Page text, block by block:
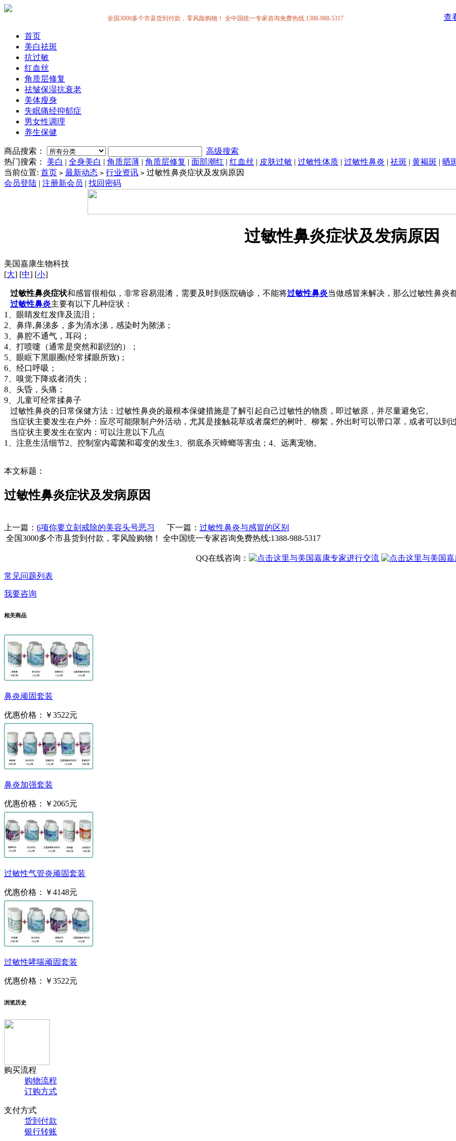
全国3000多个市县货到付款，零风险购物！ 全中国统一专家咨询免费热线:1388-988-5317 查
首页
美白祛斑
抗过敏
红血丝
角质层修复
祛皱保湿抗衰老
美体瘦身
失眠痛经抑郁症
男女性调理
养生保健
商品搜索： 高级搜索
热门搜索：
美白 | 全身美白 | 角质层薄 | 角质层修复 | 面部潮红 | 红血丝 | 皮肤过敏 | 过敏性体质 | 过敏性鼻炎 | 祛斑 | 黄褐斑 | 晒
当前位置: 首页 > 最新动态 > 行业资讯 > 过敏性鼻炎症状及发病原因
会员登陆 | 注册新会员 | 找回密码
过敏性鼻炎症状及发病原因
美国嘉康生物科技
[大] [中] [小]
过敏性鼻炎症状和感冒很相似，非常容易混淆，需要及时到医院确诊，不能将过敏性鼻炎当做感冒来解决，那么过敏性鼻炎
过敏性鼻炎主要有以下几种症状：
1、眼睛发红发痒及流泪；
2、鼻痒,鼻涕多，多为清水涕，感染时为脓涕；
3、鼻腔不通气，耳闷；
4、打喷嚏（通常是突然和剧烈的）；
5、眼眶下黑眼圈(经常揉眼所致)；
6、经口呼吸；
7、嗅觉下降或者消失；
8、头昏，头痛；
9、儿童可经常揉鼻子
过敏性鼻炎的日常保健方法：过敏性鼻炎的最根本保健措施是了解引起自己过敏性的物质，即过敏原，并尽量避免它。
当症状主要发生在户外：应尽可能限制户外活动，尤其是接触花草或者腐烂的树叶、柳絮，外出时可以带口罩，或者可以到
当症状主要发生在室内：可以注意以下几点
1、注意生活细节2、控制室内霉菌和霉变的发生3、彻底杀灭蟑螂等害虫；4、远离宠物。
本文标题：
过敏性鼻炎症状及发病原因
上一篇： 6项你要立刻戒除的美容头号恶习 下一篇： 过敏性鼻炎与感冒的区别
全国3000多个市县货到付款，零风险购物！ 全中国统一专家咨询免费热线:1388-988-5317
QQ在线咨询：
常见问题列表
我要咨询
相关商品
鼻炎顽固套装
优惠价格： ￥3522元
鼻炎加强套装
优惠价格： ￥2065元
过敏性气管炎顽固套装
优惠价格： ￥4148元
过敏性哮喘顽固套装
优惠价格： ￥3522元
浏览历史
购买流程
购物流程
订购方式
支付方式
货到付款
银行转账